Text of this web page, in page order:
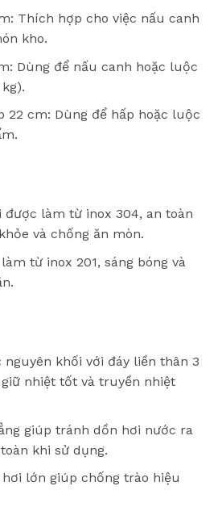
Thích hợp cho việc nấu canh
kho.
Dùng để nấu canh hoặc luộc
22 cm: Dùng để hấp hoặc luộc
được làm từ inox 304, an toàn
và chống ăn mòn.
từ inox 201, sáng bóng và
nguyên khối với đáy liền thân 3
nhiệt tốt và truyền nhiệt
giúp tránh dồn hơi nước ra
khi sử dụng.
lớn giúp chống trào hiệu